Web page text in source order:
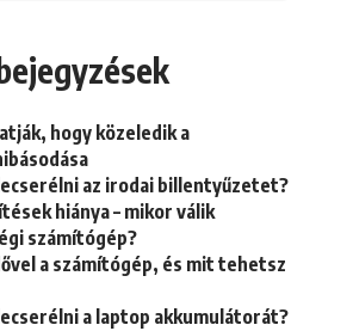
hogy közeledik a
az irodai billentyűzetet?
hiánya – mikor válik
számítógép?
a számítógép, és mit tehetsz
a laptop akkumulátorát?